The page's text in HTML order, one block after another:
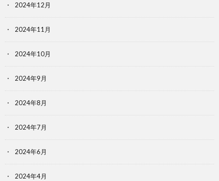
2024年12月
2024年11月
2024年10月
2024年9月
2024年8月
2024年7月
2024年6月
2024年4月